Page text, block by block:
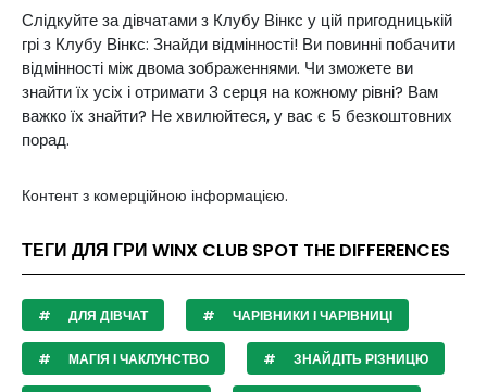
Слідкуйте за дівчатами з Клубу Вінкс у цій пригодницькій
грі з Клубу Вінкс: Знайди відмінності! Ви повинні побачити
відмінності між двома зображеннями. Чи зможете ви
знайти їх усіх і отримати 3 серця на кожному рівні? Вам
важко їх знайти? Не хвилюйтеся, у вас є 5 безкоштовних
порад.
Контент з комерційною інформацією.
ТЕГИ ДЛЯ ГРИ WINX CLUB SPOT THE DIFFERENCES
ДЛЯ ДІВЧАТ ЧАРІВНИКИ І ЧАРІВНИЦІ
МАГІЯ І ЧАКЛУНСТВО ЗНАЙДІТЬ РІЗНИЦЮ